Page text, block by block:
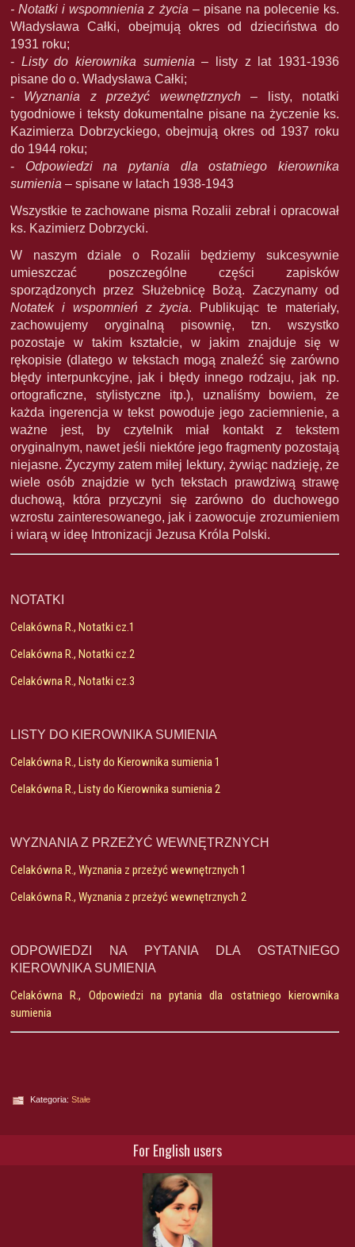
- Notatki i wspomnienia z życia – pisane na polecenie ks.
Władysława Całki, obejmują okres od dzieciństwa do
1931 roku;
- Listy do kierownika sumienia – listy z lat 1931-1936
pisane do o. Władysława Całki;
- Wyznania z przeżyć wewnętrznych– listy, notatki
tygodniowe i teksty dokumentalne pisane na życzenie ks.
Kazimierza Dobrzyckiego, obejmują okres od 1937 roku
do 1944 roku;
- Odpowiedzi na pytania dla ostatniego kierownika
sumienia – spisane w latach 1938-1943
Wszystkie te zachowane pisma Rozalii zebrał i opracował
ks. Kazimierz Dobrzycki.
W naszym dziale o Rozalii będziemy sukcesywnie
umieszczać poszczególne części zapisków
sporządzonych przez Służebnicę Bożą. Zaczynamy od
Notatek i wspomnień z życia. Publikując te materiały,
zachowujemy oryginalną pisownię, tzn. wszystko
pozostaje w takim kształcie, w jakim znajduje się w
rękopisie (dlatego w tekstach mogą znaleźć się zarówno
błędy interpunkcyjne, jak i błędy innego rodzaju, jak np.
ortograficzne, stylistyczne itp.), uznaliśmy bowiem, że
każda ingerencja w tekst powoduje jego zaciemnienie, a
ważne jest, by czytelnik miał kontakt z tekstem
oryginalnym, nawet jeśli niektóre jego fragmenty pozostają
niejasne. Życzymy zatem miłej lektury, żywiąc nadzieję, że
wiele osób znajdzie w tych tekstach prawdziwą strawę
duchową, która przyczyni się zarówno do duchowego
wzrostu zainteresowanego, jak i zaowocuje zrozumieniem
i wiarą w ideę Intronizacji Jezusa Króla Polski.
NOTATKI
Celakówna R., Notatki cz.1
Celakówna R., Notatki cz.2
Celakówna R., Notatki cz.3
LISTY DO KIEROWNIKA SUMIENIA
Celakówna R., Listy do Kierownika sumienia 1
Celakówna R., Listy do Kierownika sumienia 2
WYZNANIA Z PRZEŻYĆ WEWNĘTRZNYCH
Celakówna R., Wyznania z przeżyć wewnętrznych 1
Celakówna R., Wyznania z przeżyć wewnętrznych 2
ODPOWIEDZI NA PYTANIA DLA OSTATNIEGO
KIEROWNIKA SUMIENIA
Celakówna R., Odpowiedzi na pytania dla ostatniego kierownika
sumienia
Kategoria: Stałe
For English users